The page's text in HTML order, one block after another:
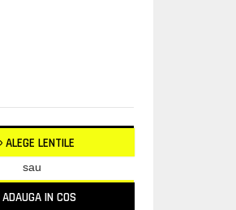
ALEGE LENTILE
sau
ADAUGA IN COS